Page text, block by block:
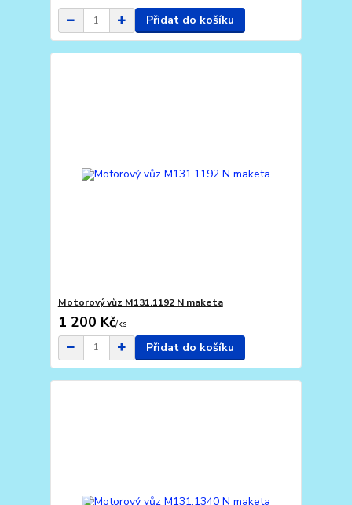
Přidat do košíku
Motorový vůz M131.1192 N maketa
1 200 Kč/ks
Přidat do košíku